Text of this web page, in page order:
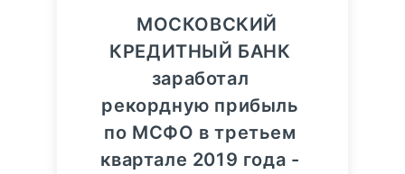
МОСКОВСКИЙ
КРЕДИТНЫЙ БАНК
заработал
рекордную прибыль
по МСФО в третьем
квартале 2019 года -